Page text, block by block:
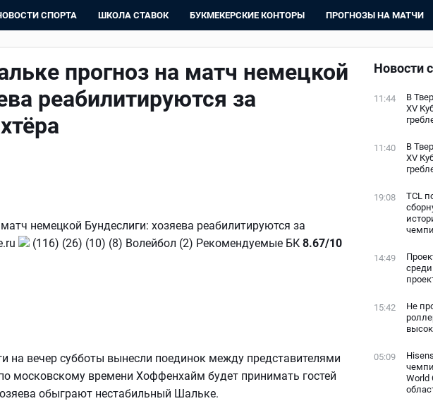
СПОРТА ШКОЛА СТАВОК БУКМЕКЕРСКИЕ КОНТОРЫ ПРОГНОЗЫ НА МАТЧИ
прогноз на матч немецкой
реабилитируются за
немецкой Бундеслиги: хозяева реабилитируются за
(116) (26) (10) (8) Волейбол (2) Рекомендуемые БК 8.67/10
на вечер субботы вынесли поединок между представителями
московскому времени Хоффенхайм будет принимать гостей
обыграют нестабильный Шальке.
Новости
11:44
В
XV
11:40
В
XV
19:08
TCL
14:49
15:42
Не
05:09
World